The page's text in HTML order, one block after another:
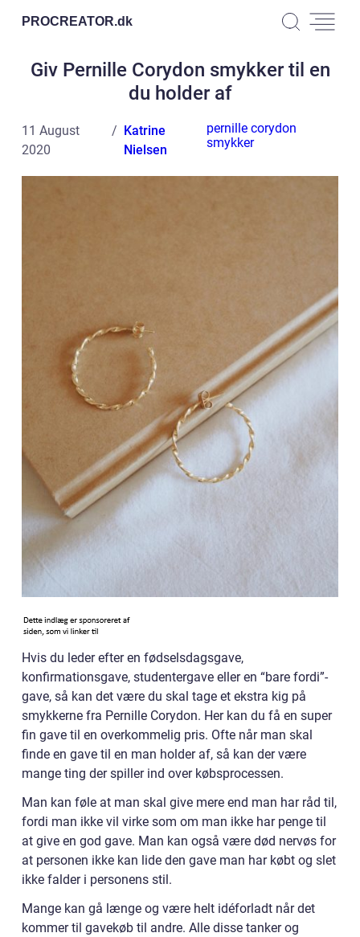
PROCREATOR.dk
Giv Pernille Corydon smykker til en
du holder af
11 August
2020
Katrine
Nielsen
pernille corydon
smykker
Hvis du leder efter en fødselsdagsgave,
konfirmationsgave, studentergave eller en “bare fordi”-
gave, så kan det være du skal tage et ekstra kig på
smykkerne fra Pernille Corydon. Her kan du få en super
fin gave til en overkommelig pris. Ofte når man skal
finde en gave til en man holder af, så kan der være
mange ting der spiller ind over købsprocessen.
Man kan føle at man skal give mere end man har råd til,
fordi man ikke vil virke som om man ikke har penge til
at give en god gave. Man kan også være død nervøs for
at personen ikke kan lide den gave man har købt og slet
ikke falder i personens stil.
Mange kan gå længe og være helt idéforladt når det
kommer til gavekøb til andre. Alle disse tanker og